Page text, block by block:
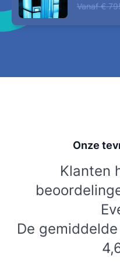
Vanaf €
Onze
Klanten
De